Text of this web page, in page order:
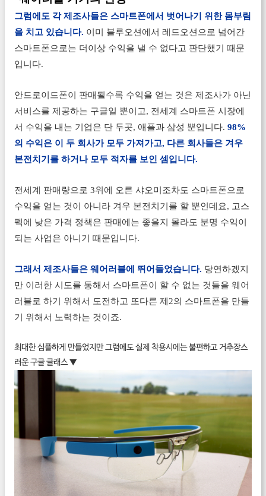
그럼에도 각 제조사들은 스마트폰에서 벗어나기 위한 몸부림
을 치고 있습니다. 이미 블루오션에서 레드오션으로 넘어간
스마트폰으로는 더이상 수익을 낼 수 없다고 판단했기 때문
입니다.
안드로이드폰이 판매될수록 수익을 얻는 것은 제조사가 아닌
서비스를 제공하는 구글일 뿐이고, 전세계 스마트폰 시장에
서 수익을 내는 기업은 단 두곳, 애플과 삼성 뿐입니다. 98%
의 수익은 이 두 회사가 모두 가져가고, 다른 회사들은 겨우
본전치기를 하거나 모두 적자를 보인 셈입니다.
전세계 판매량으로 3위에 오른 샤오미조차도 스마트폰으로
수익을 얻는 것이 아니라 겨우 본전치기를 할 뿐인데요, 고스
펙에 낮은 가격 정책은 판매에는 좋을지 몰라도 분명 수익이
되는 사업은 아니기 때문입니다.
그래서 제조사들은 웨어러블에 뛰어들었습니다. 당연하겠지
만 이러한 시도를 통해서 스마트폰이 할 수 없는 것들을 웨어
러블로 하기 위해서 도전하고 또다른 제2의 스마트폰을 만들
기 위해서 노력하는 것이죠.
최대한 심플하게 만들었지만 그럼에도 실제 착용시에는 불편하고 거추장스
러운 구글 글래스 ▼